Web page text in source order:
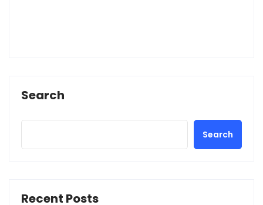
Search
Search
Recent Posts